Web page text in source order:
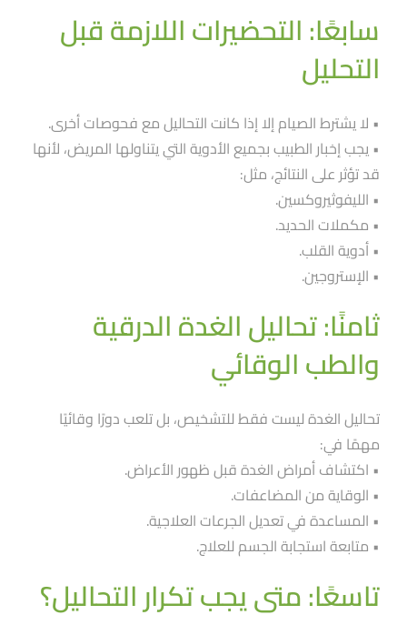
سابعًا: التحضيرات اللازمة قبل
التحليل
• لا يشترط الصيام إلا إذا كانت التحاليل مع فحوصات أخرى.
• يجب إخبار الطبيب بجميع الأدوية التي يتناولها المريض، لأنها
قد تؤثر على النتائج، مثل:
• الليفوثيروكسين.
• مكملات الحديد.
• أدوية القلب.
• الإستروجين.
ثامنًا: تحاليل الغدة الدرقية
والطب الوقائي
تحاليل الغدة ليست فقط للتشخيص، بل تلعب دورًا وقائيًا
مهمًا في:
• اكتشاف أمراض الغدة قبل ظهور الأعراض.
• الوقاية من المضاعفات.
• المساعدة في تعديل الجرعات العلاجية.
• متابعة استجابة الجسم للعلاج.
تاسعًا: متى يجب تكرار التحاليل؟